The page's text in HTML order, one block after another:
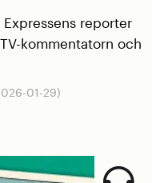
reporter
kommentatorn och
01-29)